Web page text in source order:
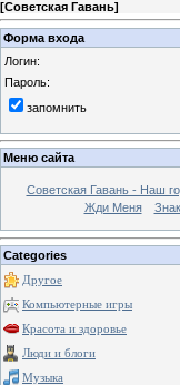
[Советская Гавань]
Форма входа
Логин:
Пароль:
запомнить
Меню сайта
Советская Гавань - Наш
Жди Меня
Categories
Другое
Компьютерные игры
Красота и здоровье
Люди и блоги
Музыка